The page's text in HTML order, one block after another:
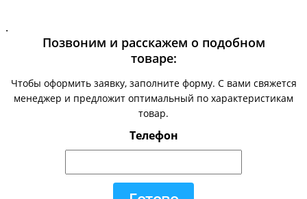
.
Позвоним и расскажем о подобном
товаре:
Чтобы оформить заявку, заполните форму. С вами свяжется
менеджер и предложит оптимальный по характеристикам
товар.
Телефон